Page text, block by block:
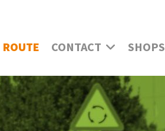
ROUTE CONTACT
SHOPS